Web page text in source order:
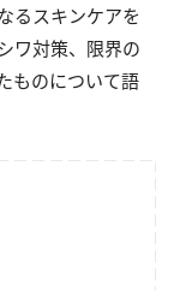
るスキンケアを
ワ対策、限界の
ものについて語